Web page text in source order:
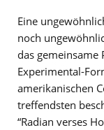
Eine
noch
das gemeinsame
Experimental-
amerikanischen
treffendsten
“Radian verses